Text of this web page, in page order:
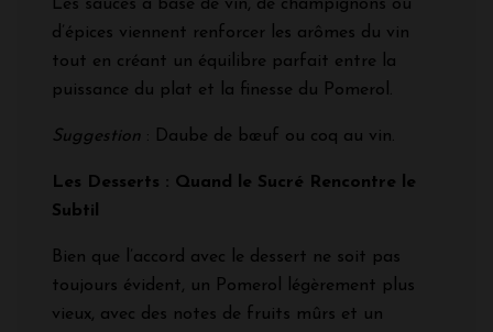
Les sauces à base de vin, de champignons ou
d’épices viennent renforcer les arômes du vin
tout en créant un équilibre parfait entre la
puissance du plat et la finesse du Pomerol.
Suggestion : Daube de bœuf ou coq au vin.
Les Desserts : Quand le Sucré Rencontre le
Subtil
Bien que l’accord avec le dessert ne soit pas
toujours évident, un Pomerol légèrement plus
vieux, avec des notes de fruits mûrs et un